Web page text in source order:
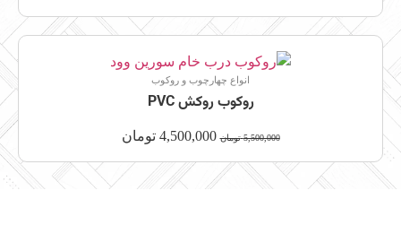
انواع چهارچوب و روکوب
روکوب روکش PVC
5,500,000 تومان 4,500,000 تومان